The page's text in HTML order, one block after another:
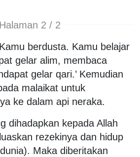
Halaman 2 / 2
berdusta. Kamu belajar
gelar alim, membaca
gelar qari.’ Kemudian
malaikat untuk
ke dalam api neraka.
dihadapkan kepada Allah
rezekinya dan hidup
Maka diberitakan